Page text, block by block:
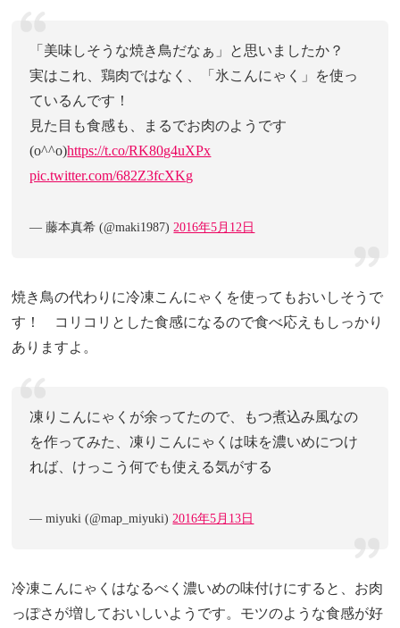
「美味しそうな焼き鳥だなぁ」と思いましたか？
実はこれ、鶏肉ではなく、「氷こんにゃく」を使っ
ているんです！
見た目も食感も、まるでお肉のようです
(o^^o)https://t.co/RK80g4uXPx
pic.twitter.com/682Z3fcXKg
— 藤本真希 (@maki1987) 2016年5月12日
焼き鳥の代わりに冷凍こんにゃくを使ってもおいしそうで
す！ コリコリとした食感になるので食べ応えもしっかり
ありますよ。
凍りこんにゃくが余ってたので、もつ煮込み風なの
を作ってみた、凍りこんにゃくは味を濃いめにつけ
れば、けっこう何でも使える気がする
— miyuki (@map_miyuki) 2016年5月13日
冷凍こんにゃくはなるべく濃いめの味付けにすると、お肉
っぽさが増しておいしいようです。モツのような食感が好